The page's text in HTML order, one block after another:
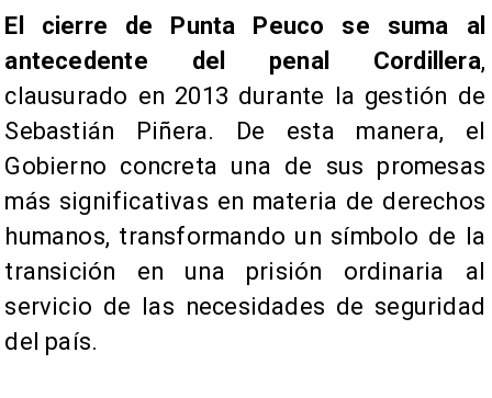
El cierre de Punta Peuco se suma al
antecedente del penal Cordillera,
clausurado en 2013 durante la gestión de
Sebastián Piñera. De esta manera, el
Gobierno concreta una de sus promesas
más significativas en materia de derechos
humanos, transformando un símbolo de la
transición en una prisión ordinaria al
servicio de las necesidades de seguridad
del país.